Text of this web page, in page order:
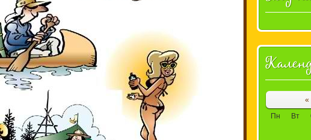
«
Пн
Вт